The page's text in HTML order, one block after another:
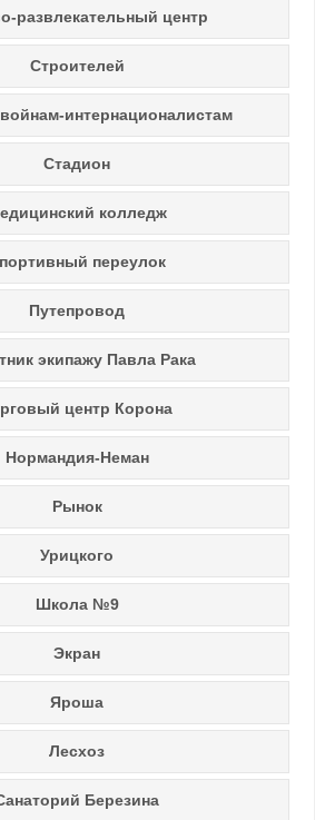
развлекательный центр
Строителей
интернационалистам
Стадион
колледж
переулок
Путепровод
экипажу Павла Рака
центр Корона
Нормандия-Неман
Рынок
Урицкого
Школа №9
Экран
Яроша
Лесхоз
Березина